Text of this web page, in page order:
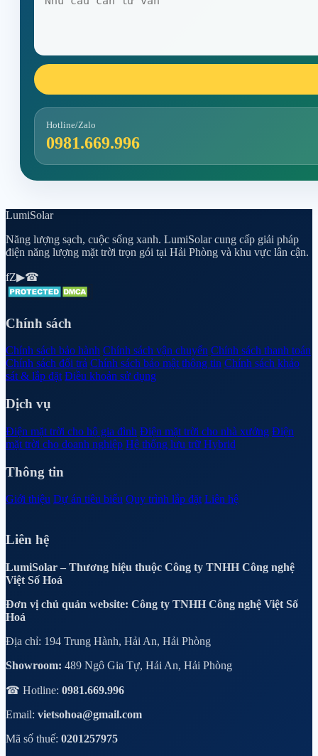
Hotline/Zalo
0981.669.996
LumiSolar
Năng lượng sạch, cuộc sống xanh. LumiSolar cung cấp giải pháp
điện năng lượng mặt trời trọn gói tại Hải Phòng và khu vực lân cận.
fZ▶☎
Chính sách
Chính sách bảo hành Chính sách vận chuyển Chính sách thanh toán
Chính sách đổi trả Chính sách bảo mật thông tin Chính sách khảo
sát & lắp đặt Điều khoản sử dụng
Dịch vụ
Điện mặt trời cho hộ gia đình Điện mặt trời cho nhà xưởng Điện
mặt trời cho doanh nghiệp Hệ thống lưu trữ Hybrid
Thông tin
Giới thiệu Dự án tiêu biểu Quy trình lắp đặt Liên hệ
Liên hệ
LumiSolar – Thương hiệu thuộc Công ty TNHH Công nghệ
Việt Số Hoá
Đơn vị chủ quản website: Công ty TNHH Công nghệ Việt Số
Hoá
Địa chỉ: 194 Trung Hành, Hải An, Hải Phòng
Showroom: 489 Ngô Gia Tự, Hải An, Hải Phòng
☎ Hotline: 0981.669.996
Email: vietsohoa@gmail.com
Mã số thuế: 0201257975